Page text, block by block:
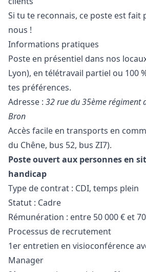
Si tu te reconnais, ce poste est fait
nous !
Informations pratiques
Poste en présentiel dans nos
Lyon), en télétravail partiel ou 100
tes préférences.
Adresse : 32 rue du 35ème régiment
Bron
Accès facile en transports en
du Chêne, bus 52, bus ZI7).
Poste ouvert aux personnes en
handicap
Type de contrat : CDI, temps plein
Statut : Cadre
Rémunération : entre 50 000 € et
Processus de recrutement
1er entretien en visioconférence
Manager